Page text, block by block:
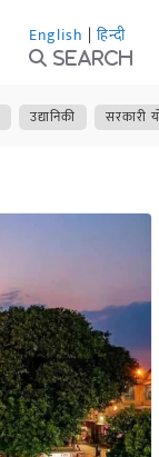
English | हिन्दी
Search
उद्यानिकी सरकारी